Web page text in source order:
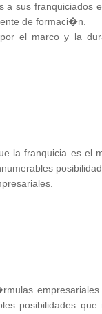
sus franquiciados
de formaci�n.
el marco y la
la franquicia es el
posibilidades